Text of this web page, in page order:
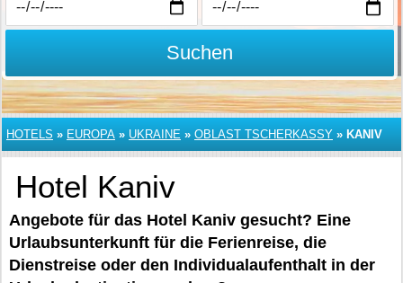
Suchen
HOTELS » EUROPA » UKRAINE » OBLAST TSCHERKASSY » KANIV
Hotel Kaniv
Angebote für das Hotel Kaniv gesucht? Eine
Urlaubsunterkunft für die Ferienreise, die
Dienstreise oder den Individualaufenthalt in der